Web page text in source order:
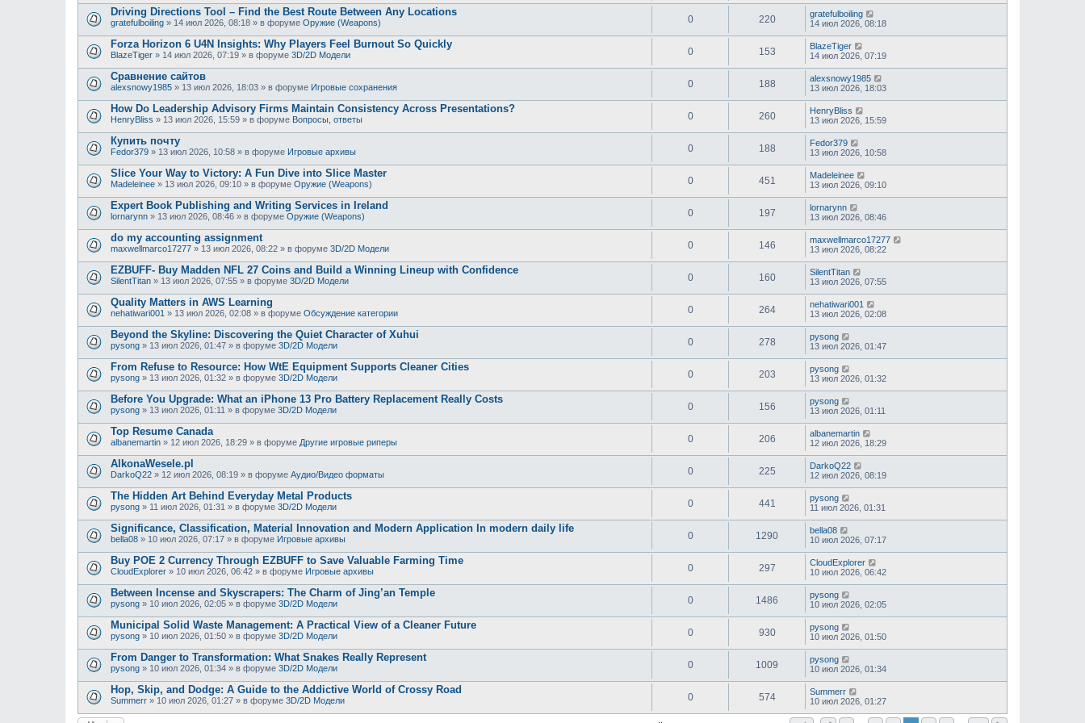
Driving Directions Tool – Find the Best Route Between Any Locations
gratefulboiling » 14 июл 2026, 08:18 » в форуме Оружие (Weapons) 0 220
gratefulboiling
14 июл 2026, 08:18
Forza Horizon 6 U4N Insights: Why Players Feel Burnout So Quickly
BlazeTiger » 14 июл 2026, 07:19 » в форуме 3D/2D Модели 0 153
BlazeTiger
14 июл 2026, 07:19
Сравнение сайтов
alexsnowy1985 » 13 июл 2026, 18:03 » в форуме Игровые сохранения 0 188
alexsnowy1985
13 июл 2026, 18:03
How Do Leadership Advisory Firms Maintain Consistency Across Presentations?
HenryBliss » 13 июл 2026, 15:59 » в форуме Вопросы, ответы 0 260
HenryBliss
13 июл 2026, 15:59
Купить почту
Fedor379 » 13 июл 2026, 10:58 » в форуме Игровые архивы 0 188
Fedor379
13 июл 2026, 10:58
Slice Your Way to Victory: A Fun Dive into Slice Master
Madeleinee » 13 июл 2026, 09:10 » в форуме Оружие (Weapons) 0 451
Madeleinee
13 июл 2026, 09:10
Expert Book Publishing and Writing Services in Ireland
lornarynn » 13 июл 2026, 08:46 » в форуме Оружие (Weapons) 0 197
lornarynn
13 июл 2026, 08:46
do my accounting assignment
maxwellmarco17277 » 13 июл 2026, 08:22 » в форуме 3D/2D Модели 0 146
maxwellmarco17277
13 июл 2026, 08:22
EZBUFF- Buy Madden NFL 27 Coins and Build a Winning Lineup with Confidence
SilentTitan » 13 июл 2026, 07:55 » в форуме 3D/2D Модели 0 160
SilentTitan
13 июл 2026, 07:55
Quality Matters in AWS Learning
nehatiwari001 » 13 июл 2026, 02:08 » в форуме Обсуждение категории 0 264
nehatiwari001
13 июл 2026, 02:08
Beyond the Skyline: Discovering the Quiet Character of Xuhui
pysong » 13 июл 2026, 01:47 » в форуме 3D/2D Модели 0 278
pysong
13 июл 2026, 01:47
From Refuse to Resource: How WtE Equipment Supports Cleaner Cities
pysong » 13 июл 2026, 01:32 » в форуме 3D/2D Модели 0 203
pysong
13 июл 2026, 01:32
Before You Upgrade: What an iPhone 13 Pro Battery Replacement Really Costs
pysong » 13 июл 2026, 01:11 » в форуме 3D/2D Модели 0 156
pysong
13 июл 2026, 01:11
Top Resume Canada
albanemartin » 12 июл 2026, 18:29 » в форуме Другие игровые риперы 0 206
albanemartin
12 июл 2026, 18:29
AlkonaWesele.pl
DarkoQ22 » 12 июл 2026, 08:19 » в форуме Аудио/Видео форматы 0 225
DarkoQ22
12 июл 2026, 08:19
The Hidden Art Behind Everyday Metal Products
pysong » 11 июл 2026, 01:31 » в форуме 3D/2D Модели 0 441
pysong
11 июл 2026, 01:31
Significance, Classification, Material Innovation and Modern Application In modern daily life
bella08 » 10 июл 2026, 07:17 » в форуме Игровые архивы 0 1290
bella08
10 июл 2026, 07:17
Buy POE 2 Currency Through EZBUFF to Save Valuable Farming Time
CloudExplorer » 10 июл 2026, 06:42 » в форуме Игровые архивы 0 297
CloudExplorer
10 июл 2026, 06:42
Between Incense and Skyscrapers: The Charm of Jing’an Temple
pysong » 10 июл 2026, 02:05 » в форуме 3D/2D Модели 0 1486
pysong
10 июл 2026, 02:05
Municipal Solid Waste Management: A Practical View of a Cleaner Future
pysong » 10 июл 2026, 01:50 » в форуме 3D/2D Модели 0 930
pysong
10 июл 2026, 01:50
From Danger to Transformation: What Snakes Really Represent
pysong » 10 июл 2026, 01:34 » в форуме 3D/2D Модели 0 1009
pysong
10 июл 2026, 01:34
Hop, Skip, and Dodge: A Guide to the Addictive World of Crossy Road
Summerr » 10 июл 2026, 01:27 » в форуме 3D/2D Модели 0 574
Summerr
10 июл 2026, 01:27